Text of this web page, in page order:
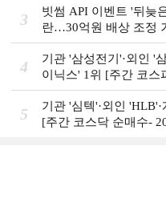
3
빗썸 API 이벤트 '뒤늦
란…30억원 배상 조정
4
기관 '삼성전기'·외인 '
이닉스' 1위 [주간 코스
월3일~8월7일]
5
기관 '심텍'·외인
[주간 코스닥 순매수-